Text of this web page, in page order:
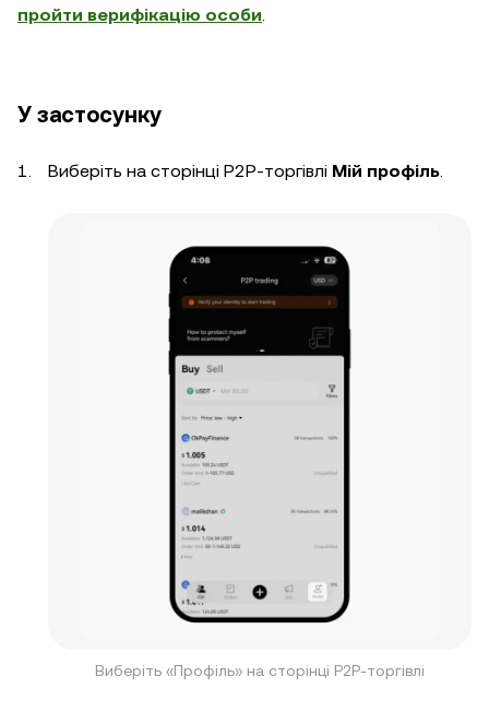
пройти верифікацію особи.
У застосунку
Виберіть на сторінці P2P-торгівлі Мій профіль.
Виберіть «Профіль» на сторінці P2P-торгівлі